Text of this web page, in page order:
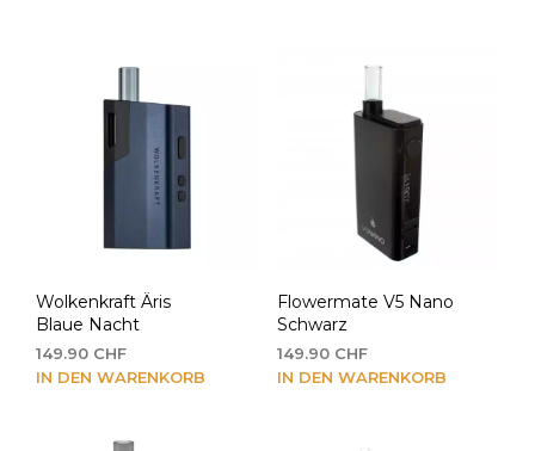
Wolkenkraft Äris
Blaue Nacht
149.90 CHF
IN DEN WARENKORB
Flowermate V5 Nano
Schwarz
149.90 CHF
IN DEN WARENKORB